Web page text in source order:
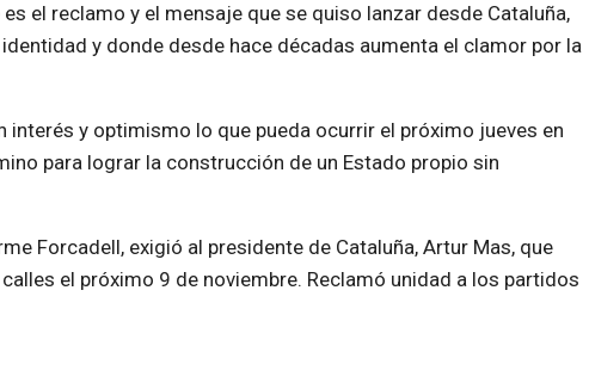
el reclamo y el mensaje que se quiso lanzar desde Cataluña,
y donde desde hace décadas aumenta el clamor por la
interés y optimismo lo que pueda ocurrir el próximo jueves en
para lograr la construcción de un Estado propio sin
Forcadell, exigió al presidente de Cataluña, Artur Mas, que
el próximo 9 de noviembre. Reclamó unidad a los partidos